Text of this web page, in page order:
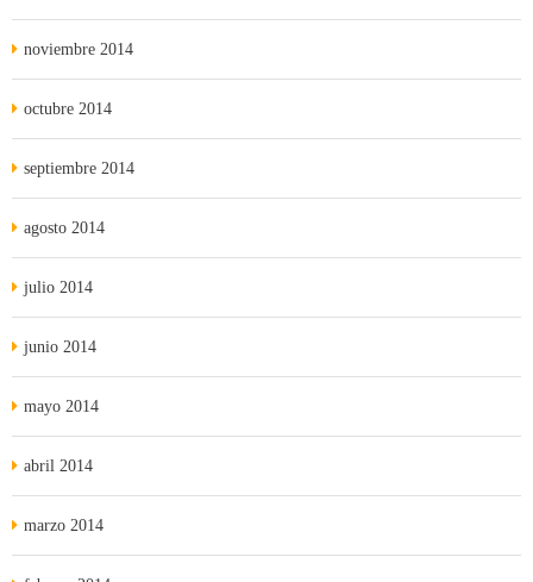
noviembre 2014
octubre 2014
septiembre 2014
agosto 2014
julio 2014
junio 2014
mayo 2014
abril 2014
marzo 2014